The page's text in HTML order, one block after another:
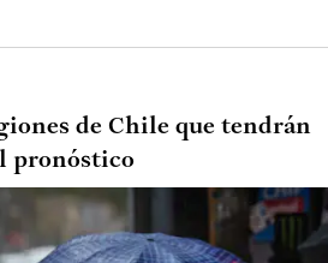
de Chile que tendrán
pronóstico